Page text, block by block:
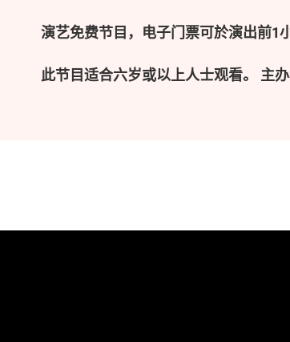
演艺免费节目，电子门票可於演出前1
此节目适合六岁或以上人士观看。 主